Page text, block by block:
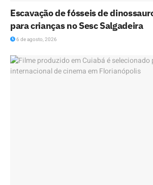
Escavação de fósseis de
para crianças no Sesc Salgadeira
6 de agosto, 2026